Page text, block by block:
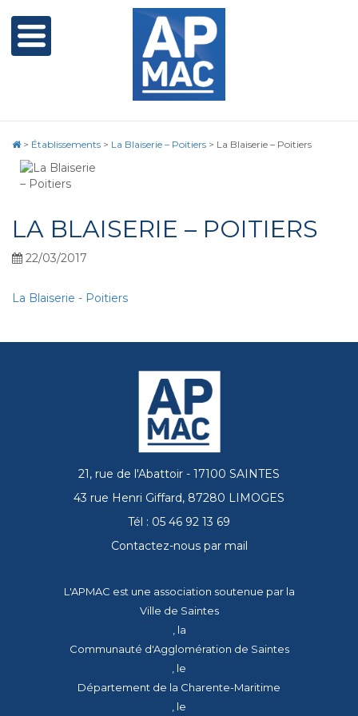
> Établissements > La Blaiserie – Poitiers > La Blaiserie – Poitiers
LA BLAISERIE – POITIERS
22/03/2017
La Blaiserie - Poitiers
21, rue de l'Abattoir - 17100 SAINTES
43 rue Henri Giffard, 87280 LIMOGES
Tél : 05 46 92 13 69
Contactez-nous par mail
L'APMAC est une association soutenue par la
Ville de Saintes
, la
Communauté d'Agglomération de Saintes
, le
Département de la Charente-Maritime
, le